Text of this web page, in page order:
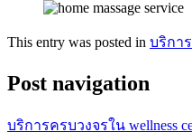
This entry was posted in บริการ
Post navigation
บริการครบวงจรใน wellness